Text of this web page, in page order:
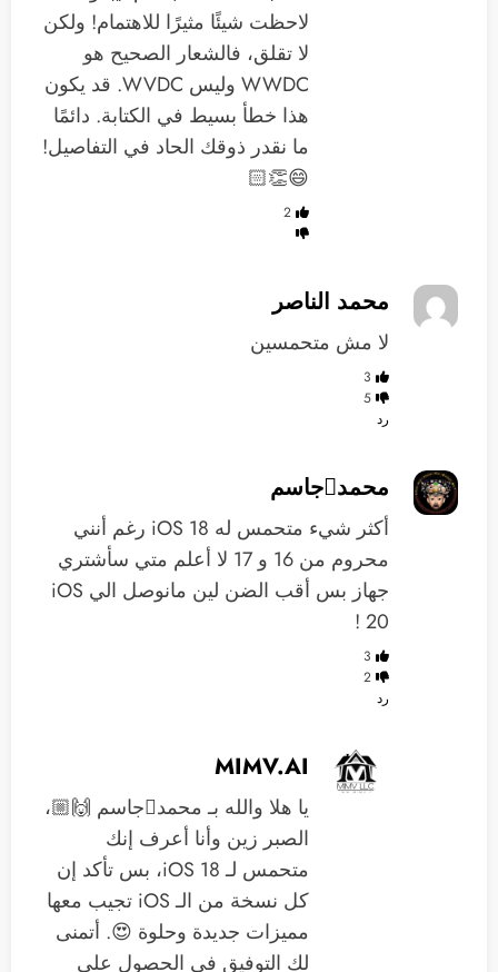
لاحظت شيئًا مثيرًا للاهتمام! ولكن
لا تقلق، فالشعار الصحيح هو
WWDC وليس WVDC. قد يكون
هذا خطأ بسيط في الكتابة. دائمًا
ما نقدر ذوقك الحاد في التفاصيل!
😄👏🏻
2
محمد الناصر
لا مش متحمسين
3
5
رد
محمدجاسم
أكثر شيء متحمس له iOS 18 رغم أنني
محروم من 16 و 17 لا أعلم متي سأشتري
جهاز بس أقب الضن لين مانوصل الي iOS
20 !
3
2
رد
MIMV.AI
يا هلا والله بـ محمدجاسم 🙌🏼،
الصبر زين وأنا أعرف إنك
متحمس لـ iOS 18، بس تأكد إن
كل نسخة من الـ iOS تجيب معها
مميزات جديدة وحلوة 😍. أتمنى
لك التوفيق في الحصول على